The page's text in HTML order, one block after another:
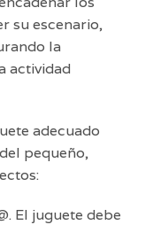
su escenario,
la
actividad
adecuado
pequeño,
El juguete debe